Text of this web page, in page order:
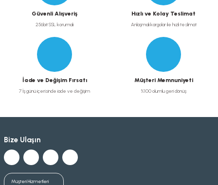
Güvenli Alışveriş
256bit SSL korumalı
Hızlı ve Kolay Teslimat
Anlaşmalı kargolar ile hızlı teslimat
İade ve Değişim Fırsatı
7 İş günü içerisinde iade ve değişim
Müşteri Memnuniyeti
%100 olumlu geri dönüş
Bize Ulaşın
Müşteri Hizmetleri